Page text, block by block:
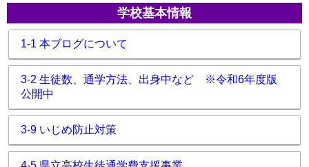
学校基本情報
1-1 本ブログについて
3-2 生徒数、通学方法、出身中など ※令和6年度版
公開中
3-9 いじめ防止対策